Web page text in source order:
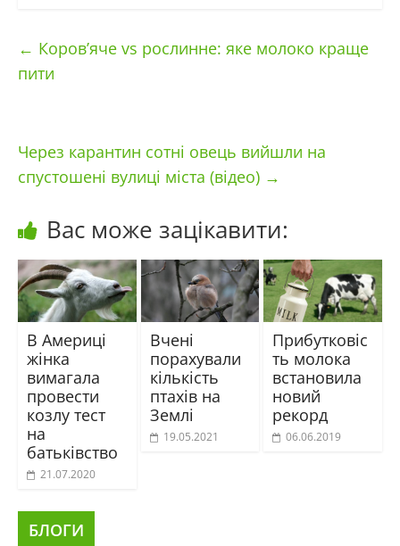
← Коров’яче vs рослинне: яке молоко краще
пити
Через карантин сотні овець вийшли на
спустошені вулиці міста (відео) →
Вас може зацікавити:
В Америці
жінка
вимагала
провести
козлу тест
на
батьківство
21.07.2020
Вчені
порахували
кількість
птахів на
Землі
19.05.2021
Прибутковіс
ть молока
встановила
новий
рекорд
06.06.2019
БЛОГИ